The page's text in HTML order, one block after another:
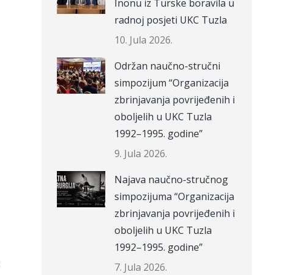
Inonu iz Turske boravila u
radnoj posjeti UKC Tuzla
10. Jula 2026.
Održan naučno-stručni
simpozijum “Organizacija
zbrinjavanja povrijeđenih i
oboljelih u UKC Tuzla
1992–1995. godine”
9. Jula 2026.
Najava naučno-stručnog
simpozijuma “Organizacija
zbrinjavanja povrijeđenih i
oboljelih u UKC Tuzla
1992–1995. godine”
7. Jula 2026.